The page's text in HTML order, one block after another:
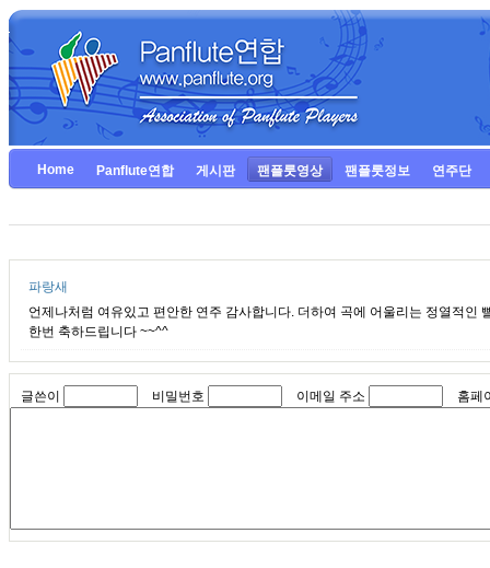
Home Panflute연합 게시판 팬플룻영상 팬플룻정보 연주단
파랑새
언제나처럼 여유있고 편안한 연주 감사합니다. 더하여 곡에 어울리는 정열적인
한번 축하드립니다 ~~^^
글쓴이 비밀번호 이메일 주소 홈페